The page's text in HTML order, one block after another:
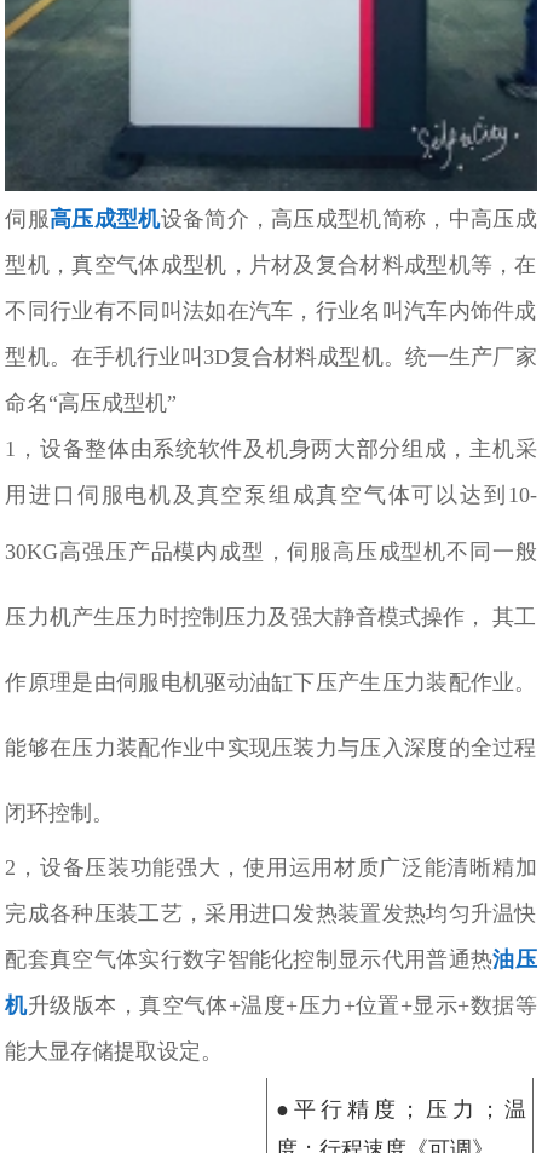
伺服高压成型机设备简介，高压成型机简称，中高压成
型机，真空气体成型机，片材及复合材料成型机等，在
不同行业有不同叫法如在汽车，行业名叫汽车内饰件成
型机。在手机行业叫3D复合材料成型机。统一生产厂家
命名“高压成型机”
1， 设备整体由系统软件及机身两大部分组成，主机采
用进口伺服电机及真空泵组成真空气体可以达到10-
30KG高强压产品模内成型，伺服高压成型机不同一般
压力机产生压力时控制压力及强大静音模式操作， 其工
作原理是由伺服电机驱动油缸下压产生压力装配作业。
能够在压力装配作业中实现压装力与压入深度的全过程
闭环控制。
2，设备压装功能强大，使用运用材质广泛能清晰精加
完成各种压装工艺，采用进口发热装置发热均匀升温快
配套真空气体实行数字智能化控制显示代用普通热油压
机升级版本，真空气体+温度+压力+位置+显示+数据等
能大显存储提取设定。
●平行精度；压力；温